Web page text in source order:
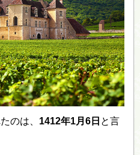
のは、 1412年1月6日 と言